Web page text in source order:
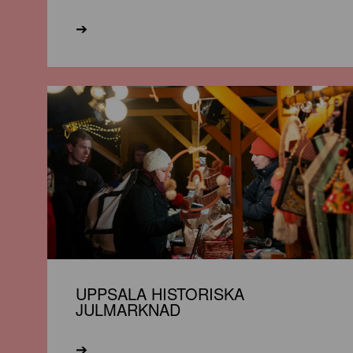
➔
UPPSALA HISTORISKA
JULMARKNAD
➔